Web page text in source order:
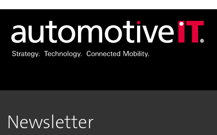
Newsletter